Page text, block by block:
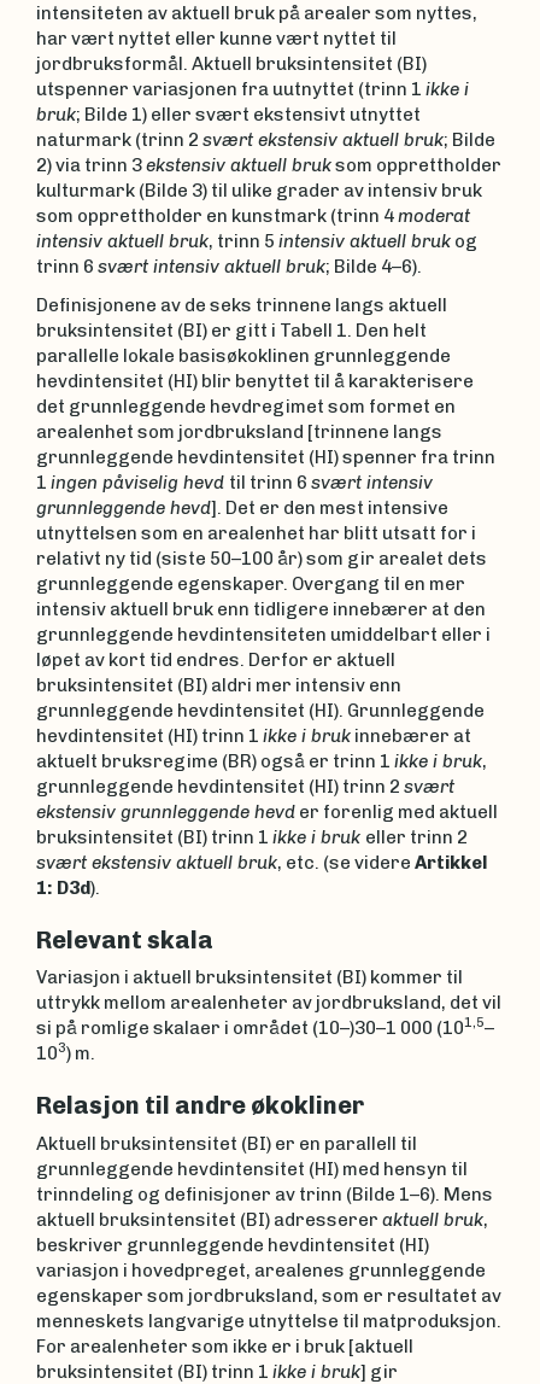
intensiteten av aktuell bruk på arealer som nyttes,
har vært nyttet eller kunne vært nyttet til
jordbruksformål. Aktuell bruksintensitet (BI)
utspenner variasjonen fra uutnyttet (trinn 1 ikke i
bruk; Bilde 1) eller svært ekstensivt utnyttet
naturmark (trinn 2 svært ekstensiv aktuell bruk; Bilde
2) via trinn 3ekstensiv aktuell bruksom opprettholder
kulturmark (Bilde 3) til ulike grader av intensiv bruk
som opprettholder en kunstmark (trinn 4moderat
intensiv aktuell bruk, trinn 5 intensiv aktuell bruk og
trinn 6 svært intensiv aktuell bruk; Bilde 4–6).
Definisjonene av de seks trinnene langs aktuell
bruksintensitet (BI) er gitt i Tabell 1. Den helt
parallelle lokale basisøkoklinen grunnleggende
hevdintensitet (HI) blir benyttet til å karakterisere
det grunnleggende hevdregimet som formet en
arealenhet som jordbruksland [trinnene langs
grunnleggende hevdintensitet (HI) spenner fra trinn
1 ingen påviselig hevd til trinn 6 svært intensiv
grunnleggende hevd]. Det er den mest intensive
utnyttelsen som en arealenhet har blitt utsatt for i
relativt ny tid (siste 50–100 år) som gir arealet dets
grunnleggende egenskaper. Overgang til en mer
intensiv aktuell bruk enn tidligere innebærer at den
grunnleggende hevdintensiteten umiddelbart eller i
løpet av kort tid endres. Derfor er aktuell
bruksintensitet (BI) aldri mer intensiv enn
grunnleggende hevdintensitet (HI). Grunnleggende
hevdintensitet (HI) trinn 1 ikke i bruk innebærer at
aktuelt bruksregime (BR) også er trinn 1 ikke i bruk,
grunnleggende hevdintensitet (HI) trinn 2 svært
ekstensiv grunnleggende hevd er forenlig med aktuell
bruksintensitet (BI) trinn 1 ikke i bruk eller trinn 2
svært ekstensiv aktuell bruk, etc. (se videre Artikkel
1: D3d).
Relevant skala
Variasjon i aktuell bruksintensitet (BI) kommer til
uttrykk mellom arealenheter av jordbruksland, det vil
si på romlige skalaer i området (10–)30–1 000 (101,5–
103) m.
Relasjon til andre økokliner
Aktuell bruksintensitet (BI) er en parallell til
grunnleggende hevdintensitet (HI) med hensyn til
trinndeling og definisjoner av trinn (Bilde 1–6). Mens
aktuell bruksintensitet (BI) adresserer aktuell bruk,
beskriver grunnleggende hevdintensitet (HI)
variasjon i hovedpreget, arealenes grunnleggende
egenskaper som jordbruksland, som er resultatet av
menneskets langvarige utnyttelse til matproduksjon.
For arealenheter som ikke er i bruk [aktuell
bruksintensitet (BI) trinn 1 ikke i bruk] gir